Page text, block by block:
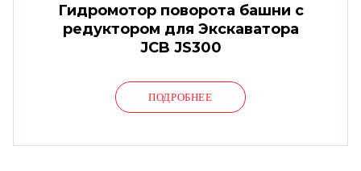
Гидромотор поворота башни с
редуктором для Экскаватора
JCB JS300
ПОДРОБНЕЕ